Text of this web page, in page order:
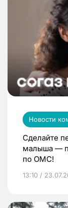
Новости
Сделайте
малыша —
по ОМС!
13:10 /